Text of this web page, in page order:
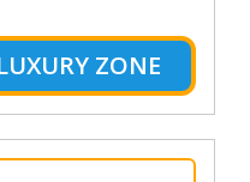
ZONE